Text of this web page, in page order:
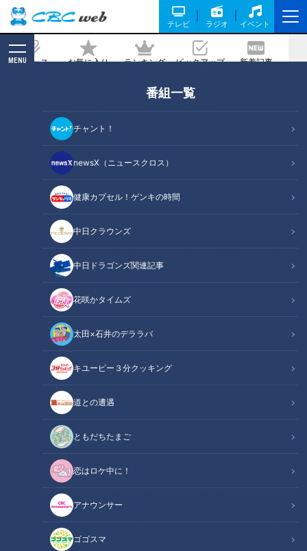
テレビ ラジオ イベント
ニュース お気に入り ランキング ピックアップ 新着記事
MENU
番組一覧
チャント！
newsX（ニュースクロス）
健康カプセル！ゲンキの時間
中日クラウンズ
中日ドラゴンズ関連記事
花咲かタイムズ
太田×石井のデララバ
キユーピー３分クッキング
道との遭遇
ともだちたまご
恋はロケ中に！
アナウンサー
ゴゴスマ
た目も美味しい郷土料理「わっぱ飯」を
紹介！ボイメン平松賢人が新潟県・新潟
市で発掘。
2022/01/19 19:00
ゴゴスマ
ボイメンの感動ごはん